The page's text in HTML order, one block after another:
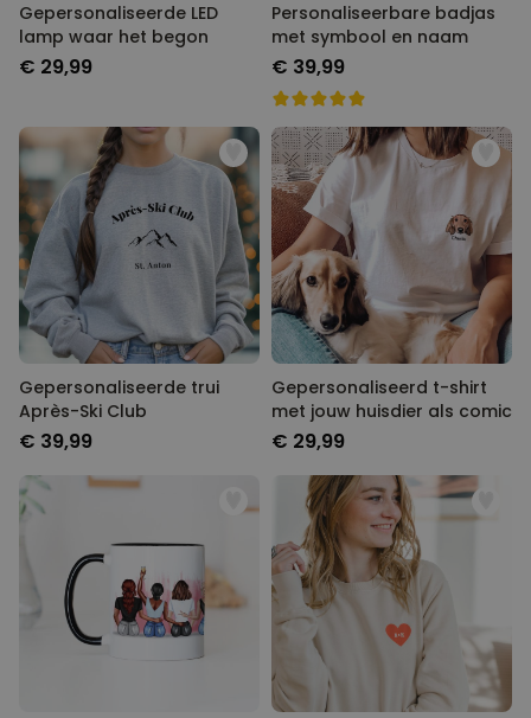
Gepersonaliseerde LED
lamp waar het begon
€ 29,99
Personaliseerbare badjas
met symbool en naam
€ 39,99
Gepersonaliseerde trui
Après-Ski Club
€ 39,99
Gepersonaliseerd t-shirt
met jouw huisdier als comic
€ 29,99